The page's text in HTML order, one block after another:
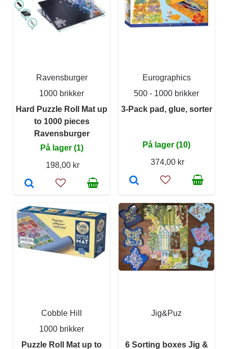
Ravensburger
1000 brikker
Hard Puzzle Roll Mat up
to 1000 pieces
Ravensburger
På lager (1)
198,00 kr
Eurographics
500 - 1000 brikker
3-Pack pad, glue, sorter
På lager (10)
374,00 kr
Cobble Hill
1000 brikker
Puzzle Roll Mat up to
Jig&Puz
6 Sorting boxes Jig &